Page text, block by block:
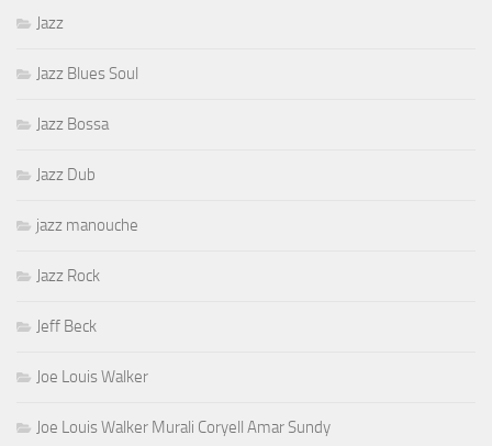
Jazz
Jazz Blues Soul
Jazz Bossa
Jazz Dub
jazz manouche
Jazz Rock
Jeff Beck
Joe Louis Walker
Joe Louis Walker Murali Coryell Amar Sundy